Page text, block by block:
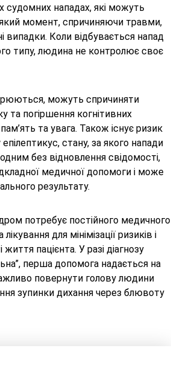
судомних нападах, які можуть
момент, спричиняючи травми,
випадки. Коли відбувається напад
типу, людина не контролює своє
можуть спричиняти
та погіршення когнітивних
та увага. Також існує ризик
стану, за якого напади
без відновлення свідомості,
медичної допомоги і може
результату.
потребує постійного медичного
для мінімізації ризиків і
пацієнта. У разі діагнозу
перша допомога надається на
повернути голову людини
зупинки дихання через блювоту